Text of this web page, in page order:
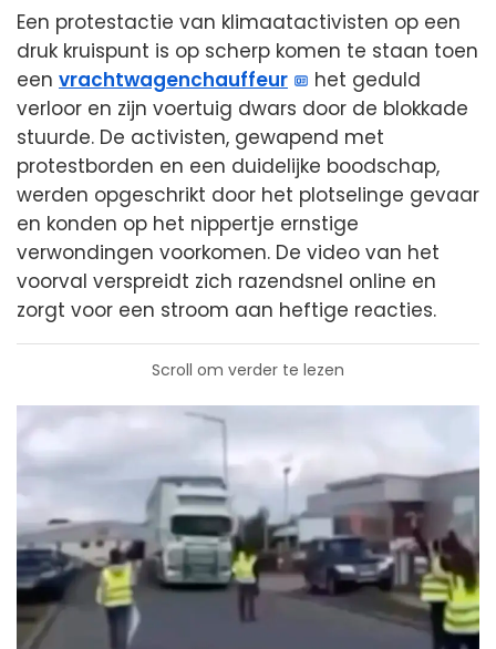
Een protestactie van klimaatactivisten op een
druk kruispunt is op scherp komen te staan toen
een vrachtwagenchauffeur
het geduld
verloor en zijn voertuig dwars door de blokkade
stuurde. De activisten, gewapend met
protestborden en een duidelijke boodschap,
werden opgeschrikt door het plotselinge gevaar
en konden op het nippertje ernstige
verwondingen voorkomen. De video van het
voorval verspreidt zich razendsnel online en
zorgt voor een stroom aan heftige reacties.
Scroll om verder te lezen